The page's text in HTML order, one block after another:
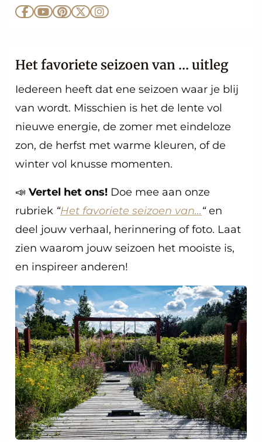
Ga Ga Ga Ga Ga
Het favoriete seizoen van … uitleg
Iedereen heeft dat ene seizoen waar je blij
van wordt. Misschien is het de lente vol
nieuwe energie, de zomer met eindeloze
zon, de herfst met warme kleuren, of de
winter vol knusse momenten.
📣 Vertel het ons! Doe mee aan onze
rubriek “Het favoriete seizoen van…“en
deel jouw verhaal, herinnering of foto. Laat
zien waarom jouw seizoen het mooiste is,
en inspireer anderen!